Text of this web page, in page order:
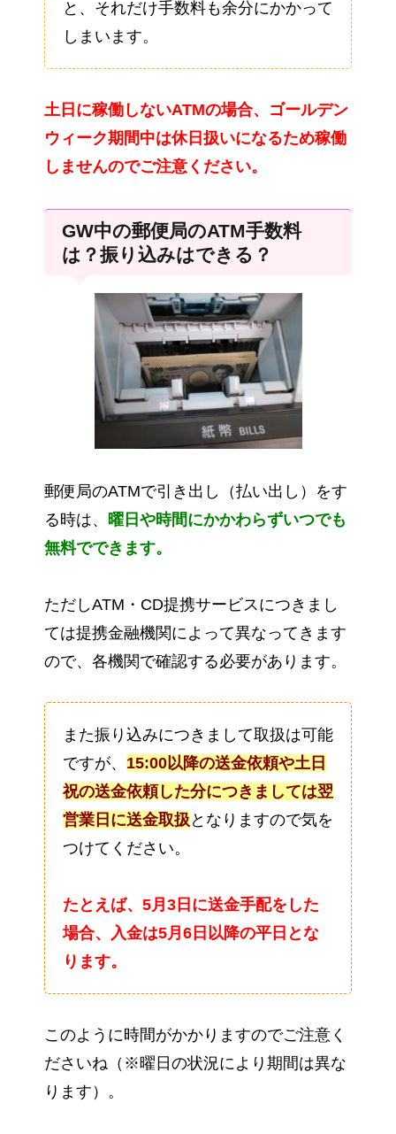
と、それだけ手数料も余分にかかって
しまいます。
土日に稼働しないATMの場合、ゴールデン
ウィーク期間中は休日扱いになるため稼働
しませんのでご注意ください。
GW中の郵便局のATM手数料
は？振り込みはできる？
郵便局のATMで引き出し（払い出し）をす
る時は、 曜日や時間にかかわらずいつでも
無料でできます。
ただしATM・CD提携サービスにつきまし
ては提携金融機関によって異なってきます
ので、各機関で確認する必要があります。
また振り込みにつきまして取扱は可能
ですが、 15:00以降の送金依頼や土日
祝の送金依頼した分につきましては翌
営業日に送金取扱 となりますので気を
つけてください。
たとえば、 5月3日に送金手配をした
場合、入金は5月6日以降の平日とな
ります。
このように時間がかかりますのでご注意く
ださいね（※曜日の状況により期間は異な
ります）。